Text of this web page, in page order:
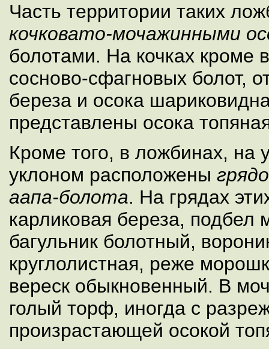
Часть территории таких
кочковато-мочажинными
болотами. На кочках кроме
сосново-сфагновых болот,
береза и осока
представлены осока
Кроме того, в ложбинах, на
уклоном расположены
аапа-болота. На грядах
карликовая береза, подбел
багульник болотный,
круглолистная, реже
вереск обыкновенный. В
голый торф, иногда с
произрастающей осокой